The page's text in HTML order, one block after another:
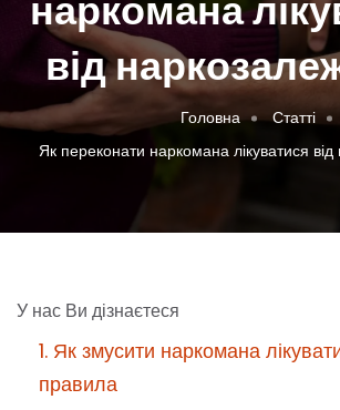
від
Головна
Статті
Як переконати наркомана лікуватися від
У нас Ви дізнаєтеся
1. Як змусити наркомана
правила